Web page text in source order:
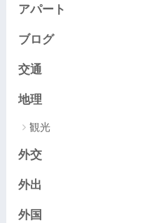
アパート
ブログ
交通
地理
観光
外交
外出
外国